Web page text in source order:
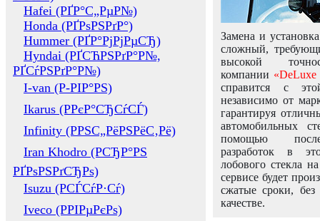
Hafei (РҐР°С„РµР№)
Honda (РҐРѕРЅРґР°)
Hummer (РҐР°РјРјРµСЂ)
Hyndai (РҐСЋРЅРґР°Р№,
РҐСѓРЅРґР°Р№)
I-van (Р-РІР°РЅ)
Ikarus (РРєР°СЂСѓСЃ)
Infinity (РРЅС„РёРЅРёС‚Рё)
Iran Khodro (РСЂР°РЅ
РҐРѕРЅРґСЂРѕ)
Isuzu (РСЃСѓР·Сѓ)
Iveco (РРІРµРєРѕ)
Замена и
сложный,
высокой
компании «DeLuxe
справится с
независимо от
гарантируя
автомобильных
помощью
разработок в
лобового стекла
сервисе будет
сжатые сроки,
качестве.